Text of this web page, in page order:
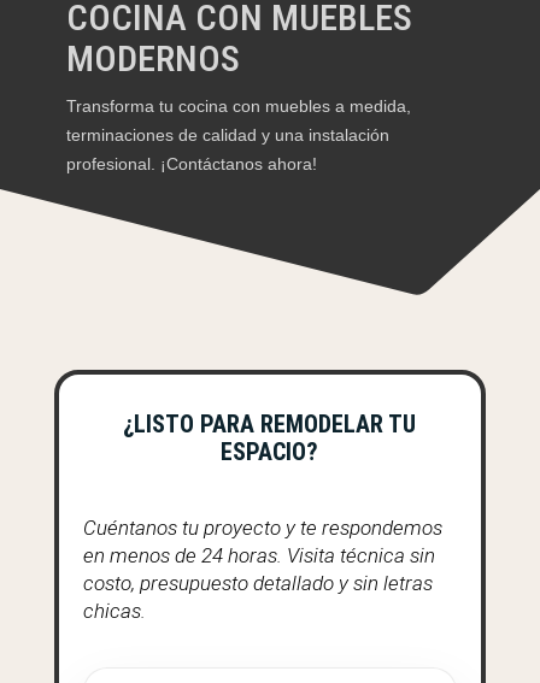
COCINA CON MUEBLES
MODERNOS
Transforma tu cocina con muebles a medida,
terminaciones de calidad y una instalación
profesional. ¡Contáctanos ahora!
¿LISTO PARA REMODELAR TU
ESPACIO?
Cuéntanos tu proyecto y te respondemos
en menos de 24 horas. Visita técnica sin
costo, presupuesto detallado y sin letras
chicas.